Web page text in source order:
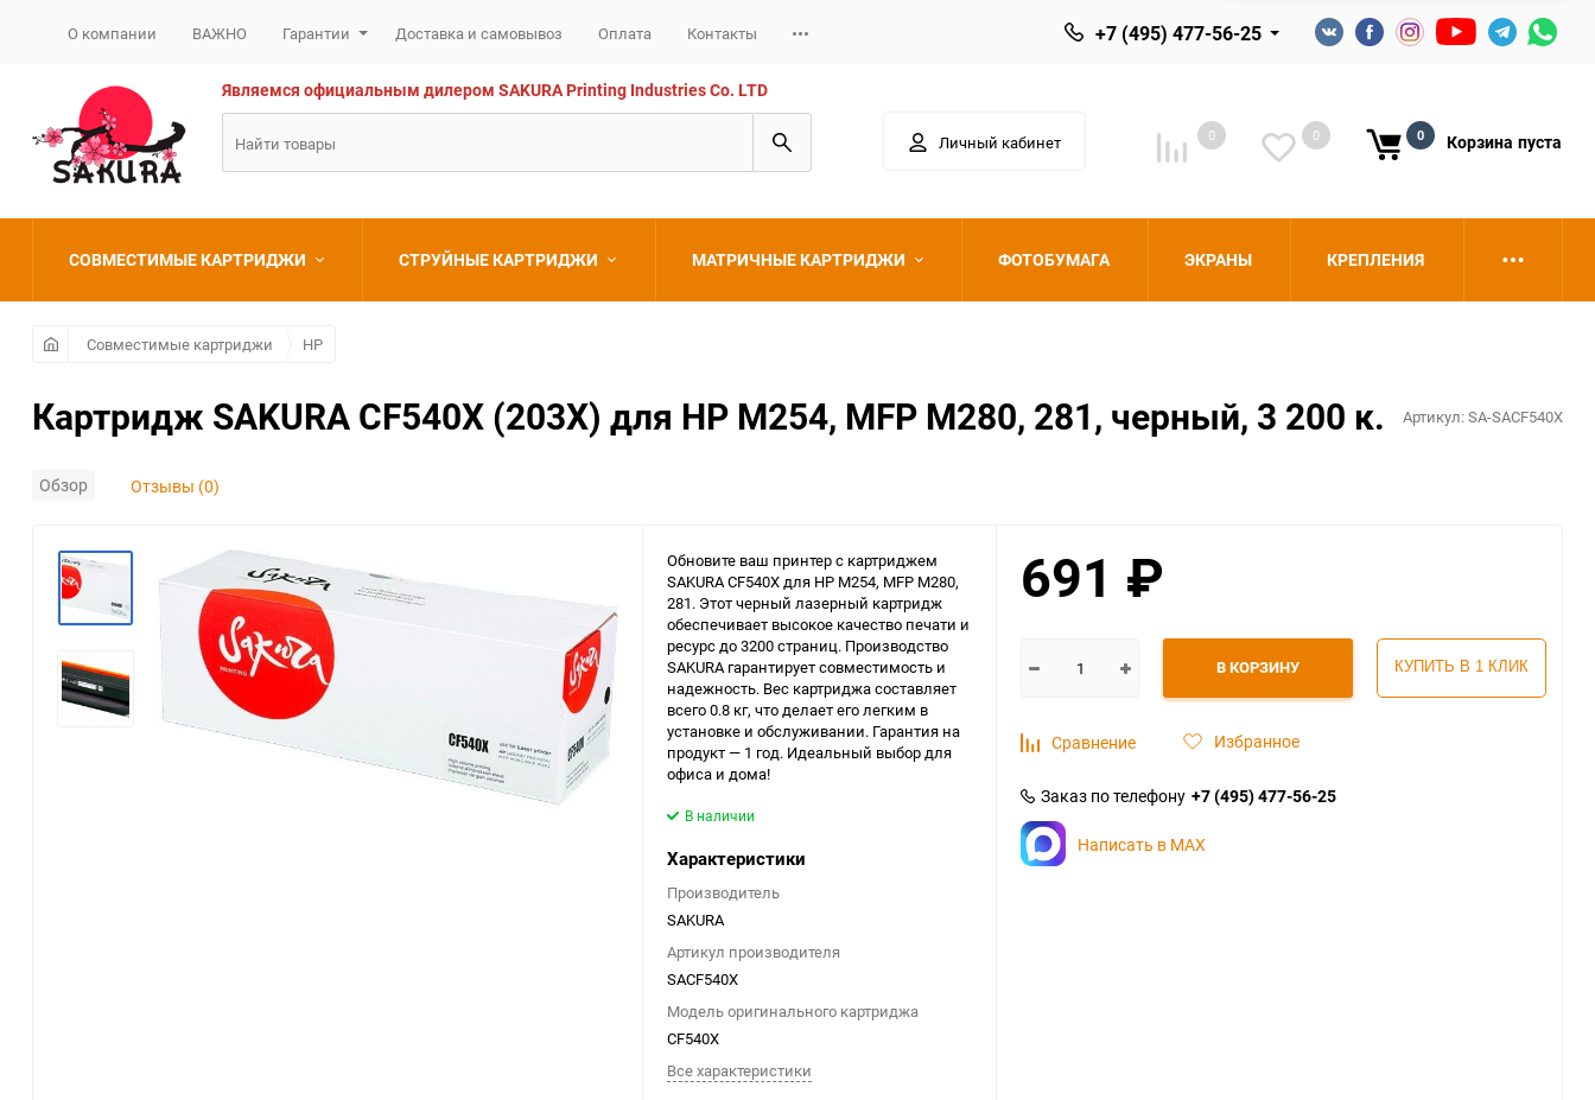
О компании ВАЖНО Гарантии Доставка и самовывоз Оплата Контакты +7 (495) 477-56-25
Являемся официальным дилером SAKURA Printing Industries Co. LTD
Личный кабинет 0 0 0 Корзина пуста
Brother
Konica Minolta
Kyocera Mita
Lexmark
СОВМЕСТИМЫЕ КАРТРИДЖИ
Canon
СТРУЙНЫЕ КАРТРИДЖИ МАТРИЧНЫЕ КАРТРИДЖИ ФОТОБУМАГА ЭКРАНЫ КРЕПЛЕНИЯ
Совместимые картриджи HP
Картридж SAKURA CF540X (203X) для HP M254, MFP M280, 281, черный, 3 200 к. Артикул:SA-SACF540X
Обзор Отзывы (0)
Обновите ваш принтер с картриджем
SAKURA CF540X для HP M254, MFP M280,
281. Этот черный лазерный картридж
обеспечивает высокое качество печати и
ресурс до 3200 страниц. Производство
SAKURA гарантирует совместимость и
надежность. Вес картриджа составляет
всего 0.8 кг, что делает его легким в
установке и обслуживании. Гарантия на
продукт — 1 год. Идеальный выбор для
офиса и дома!
В наличии
Характеристики
Производитель
SAKURA
Артикул производителя
SACF540X
Модель оригинального картриджа
CF540X
Все характеристики
691 ₽
В КОРЗИНУ КУПИТЬ В 1 КЛИК
Сравнение Избранное
Заказ по телефону +7 (495) 477-56-25
Написать в MAX